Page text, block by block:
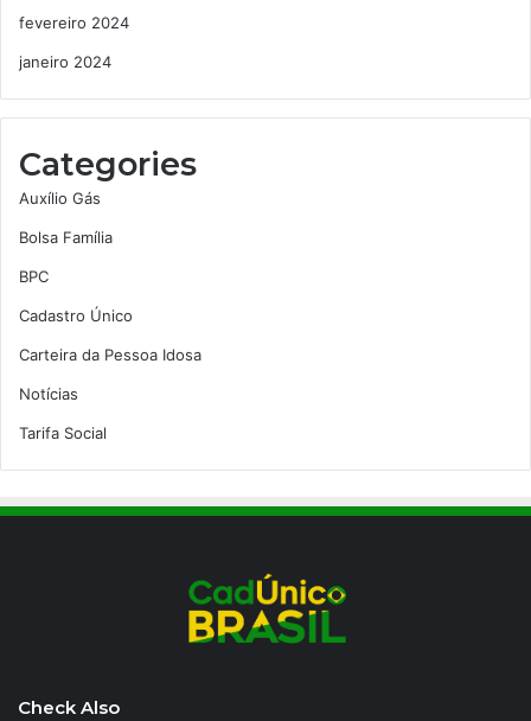
fevereiro 2024
janeiro 2024
Categories
Auxílio Gás
Bolsa Família
BPC
Cadastro Único
Carteira da Pessoa Idosa
Notícias
Tarifa Social
Check Also